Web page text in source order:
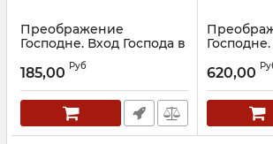
Преображение
Господне. Вход Господа в
Иерусалим. Митрополит
Вениамин Федченков
Артикул: 23263
185,00 Руб
Артикул:
620,00